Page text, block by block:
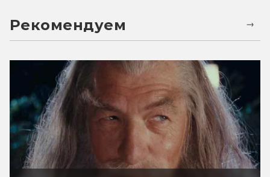
Рекомендуем